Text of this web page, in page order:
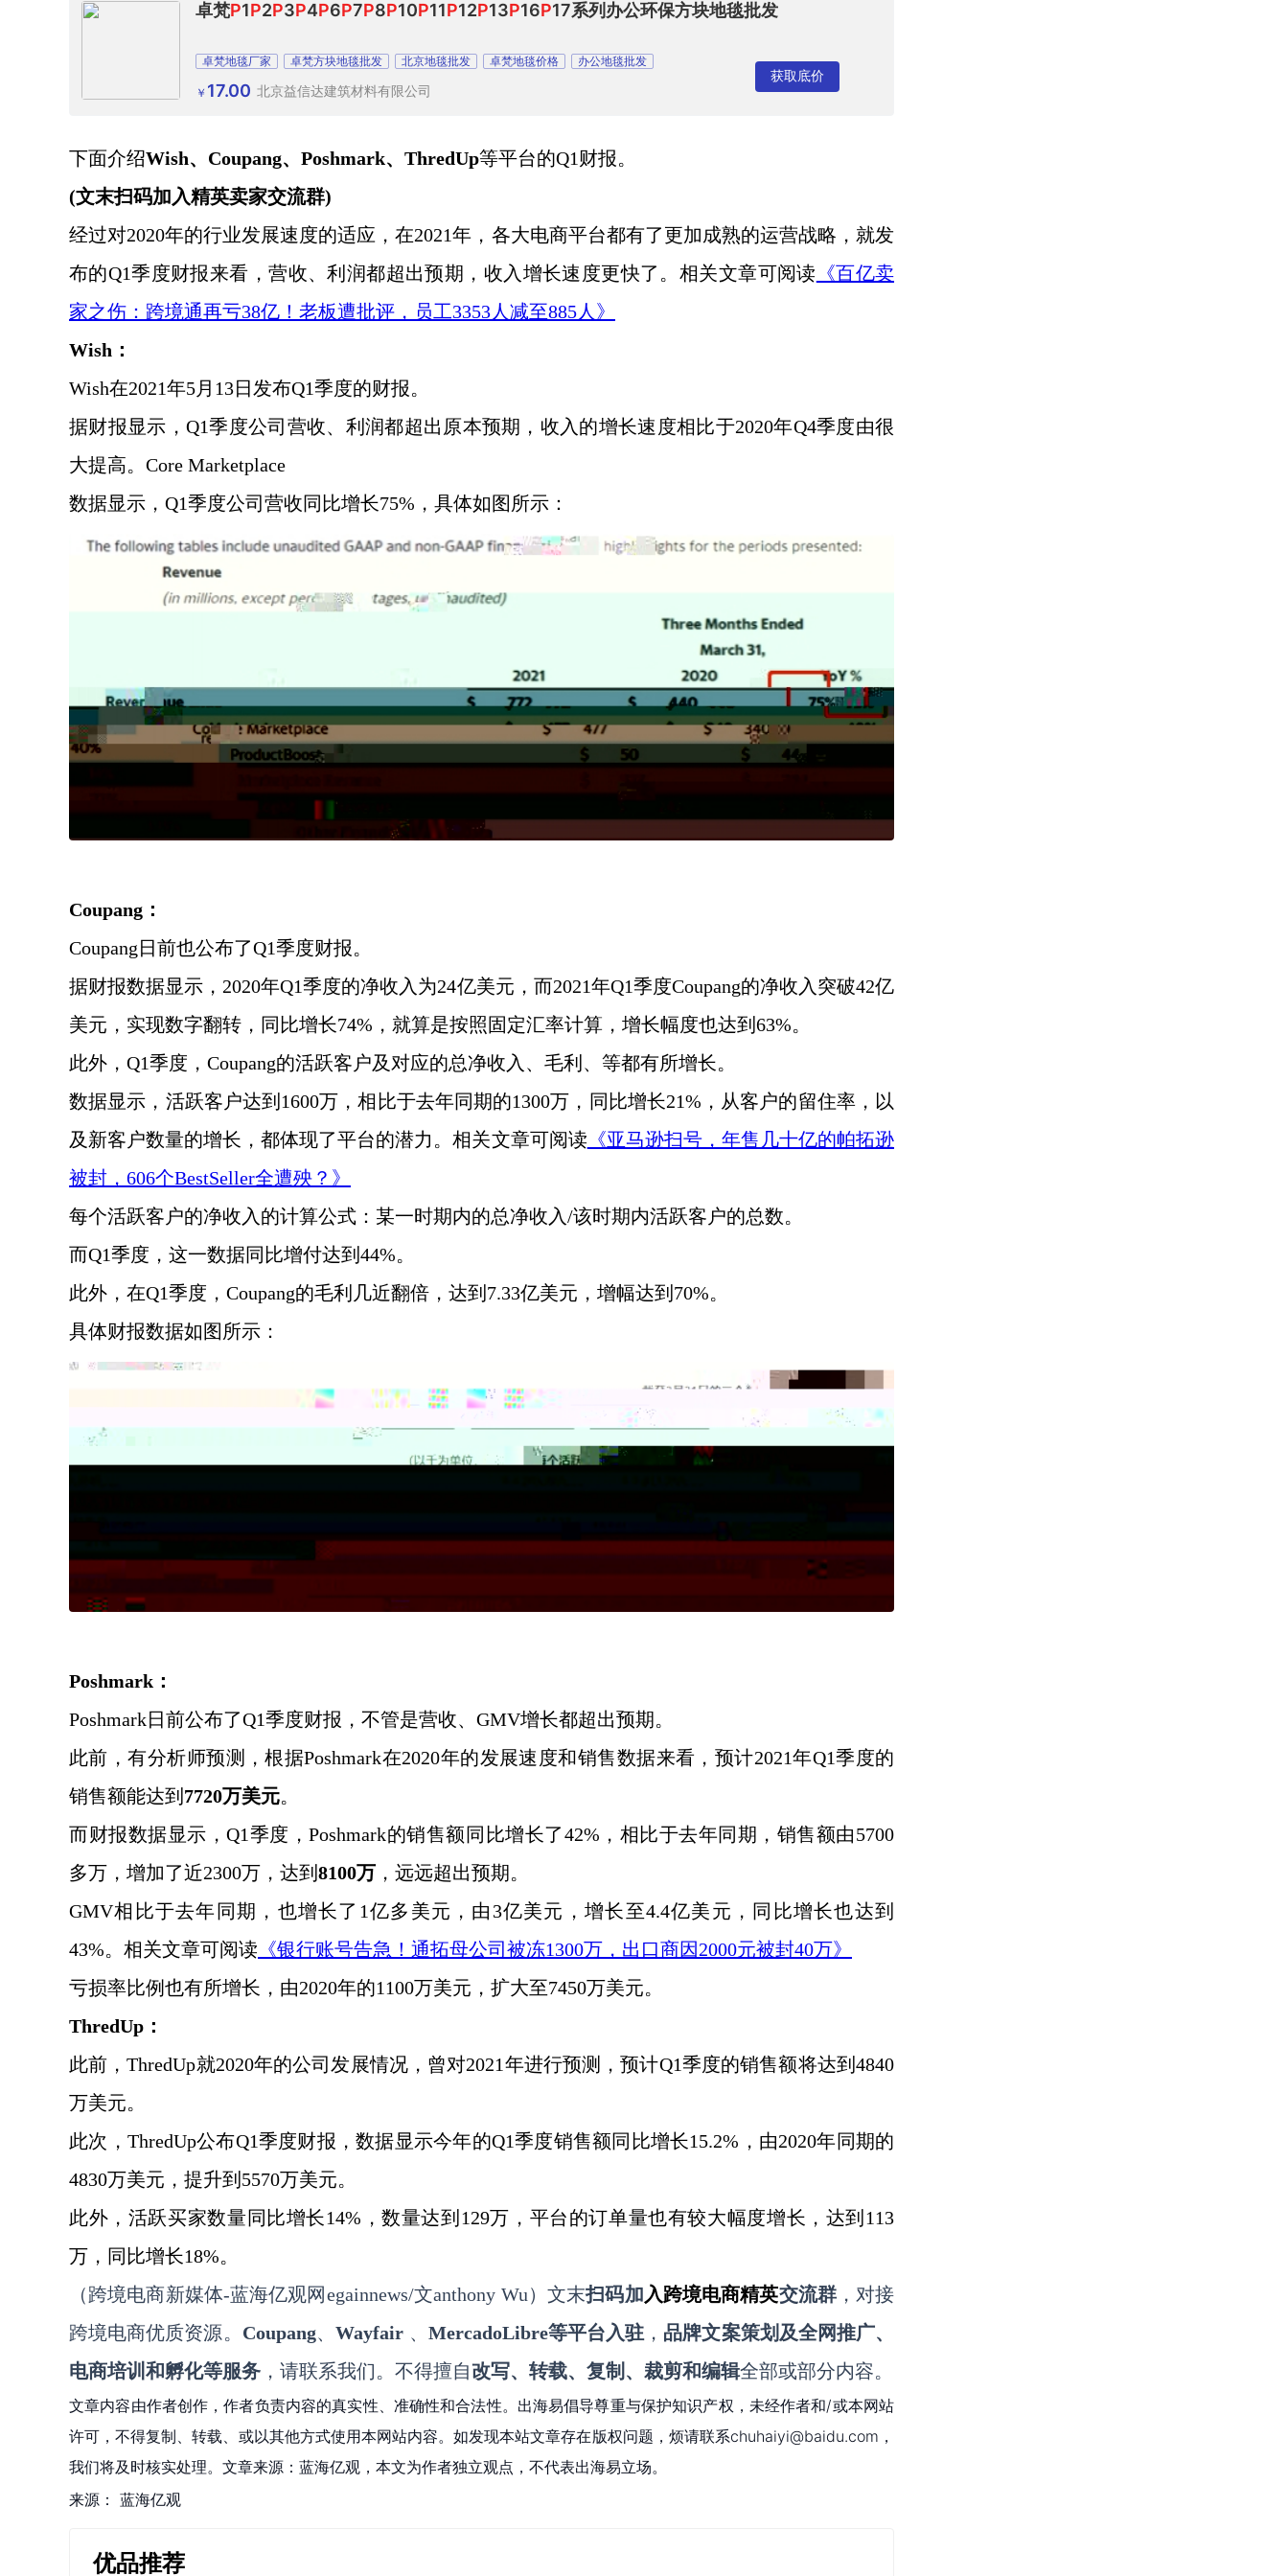
卓梵P1P2P3P4P6P7P8P10P11P12P13P16P17系列办公环保方块地毯批发
卓梵地毯厂家 卓梵方块地毯批发 北京地毯批发 卓梵地毯价格 办公地毯批发
￥ 17.00 北京益信达建筑材料有限公司
获取底价
下面介绍Wish、Coupang、Poshmark、ThredUp等平台的Q1财报。
(文末扫码加入精英卖家交流群)
经过对2020年的行业发展速度的适应，在2021年，各大电商平台都有了更加成熟的运营战略，就发
布的Q1季度财报来看，营收、利润都超出预期，收入增长速度更快了。相关文章可阅读 《百亿卖
家之伤：跨境通再亏38亿！老板遭批评，员工3353人减至885人》
Wish：
Wish在2021年5月13日发布Q1季度的财报。
据财报显示， Q1季度公司营收、利润都超出原本预期，收入的增长速度相比于2020年Q4季度由很
大提高。Core Marketplace
数据显示， Q1季度公司营收同比增长75%，具体如图所示：
Coupang ：
Coupang日前也公布了Q1季度财报。
据财报数据显示， 2020年Q1季度的净收入为24亿美元，而2021年Q1季度Coupang的净收入突破42亿
美元，实现数字翻转，同比增长74%，就算是按照固定汇率计算，增长幅度也达到63%。
此外， Q1季度， Coupang的活跃客户及对应的总净收入、毛利、等都有所增长。
数据显示，活跃客户达到 1600万，相比于去年同期的1300万，同比增长21%，从客户的留住率，以
及新客户数量的增长，都体现了平台的潜力。相关文章可阅读 《亚马逊扫号，年售几十亿的帕拓逊
被封， 606个BestSeller全遭殃？》
每个活跃客户的净收入的计算公式：某一时期内的总净收入/该时期内活跃客户的总数。
而Q1季度，这一数据同比增付达到44%。
此外，在Q1季度， Coupang的毛利几近翻倍，达到 7.33亿美元，增幅达到70%。
具体财报数据如图所示：
Poshmark：
Poshmark日前公布了Q1季度财报，不管是营收、GMV增长都超出预期。
此前，有分析师预测，根据Poshmark在2020年的发展速度和销售数据来看，预计2021年Q1季度的
销售额能达到 7720万美元。
而财报数据显示，Q1季度，Poshmark的销售额同比增长了42%，相比于去年同期，销售额由5700
多万，增加了近2300万，达到 8100万 ，远远超出预期。
GMV相比于去年同期，也增长了1亿多美元，由3亿美元，增长至4.4亿美元，同比增长也达到
43%。相关文章可阅读 《银行账号告急！通拓母公司被冻1300万，出口商因2000元被封40万》
亏损率比例也有所增长，由2020年的1100万美元，扩大至7450万美元。
ThredUp：
此前，ThredUp就2020年的公司发展情况，曾对2021年进行预测，预计Q1季度的销售额将达到4840
万美元。
此次， ThredUp公布Q1季度财报，数据显示今年的Q1季度销售额同比增长15.2%，由2020年同期的
4830万美元，提升到5570万美元。
此外，活跃买家数量同比增长14%，数量达到129万，平台的订单量也有较大幅度增长，达到113
万，同比增长18%。
（跨境电商新媒体-蓝海亿观网egainnews/文anthony Wu）文末扫码加入跨境电商精英交流群，对接
跨境电商优质资源。 Coupang、 Wayfair 、 MercadoLibre等平台入驻 ， 品牌文案策划及全网推广、
电商培训和孵化等服务 ，请联系我们。不得擅自改写、转载、复制、裁剪和编辑全部或部分内容。
文章内容由作者创作，作者负责内容的真实性、准确性和合法性。出海易倡导尊重与保护知识产权，未经作者和/或本网站
许可，不得复制、转载、或以其他方式使用本网站内容。如发现本站文章存在版权问题，烦请联系chuhaiyi@baidu.com，
我们将及时核实处理。文章来源：蓝海亿观，本文为作者独立观点，不代表出海易立场。
来源： 蓝海亿观
优品推荐